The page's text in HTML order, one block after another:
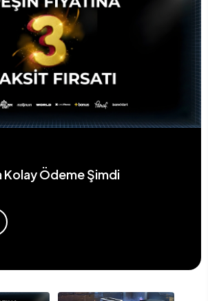
Kolay Ödeme Şimdi